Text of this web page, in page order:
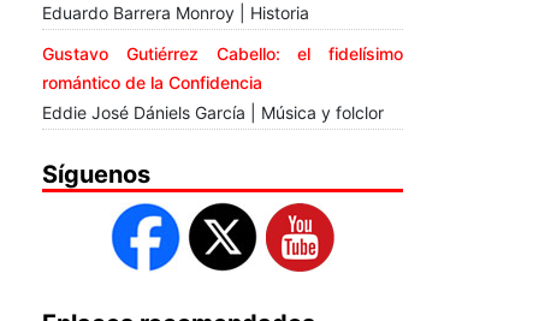
Eduardo Barrera Monroy | Historia
Gustavo Gutiérrez Cabello: el fidelísimo
romántico de la Confidencia
Eddie José Dániels García | Música y folclor
Síguenos